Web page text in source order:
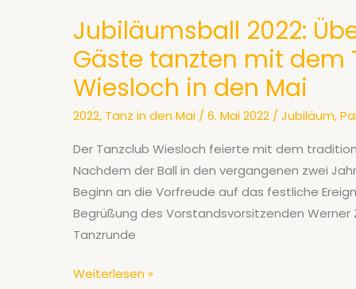
Jubiläumsball 2022:
Gäste tanzten mit dem
Wiesloch in den Mai
2022, Tanz in den Mai / 6. Mai 2022 / Jubiläum,
Der Tanzclub Wiesloch feierte mit dem
Nachdem der Ball in den vergangenen zwei
Beginn an die Vorfreude auf das festliche
Begrüßung des Vorstandsvorsitzenden
Tanzrunde
Jubiläumsball
Weiterlesen »